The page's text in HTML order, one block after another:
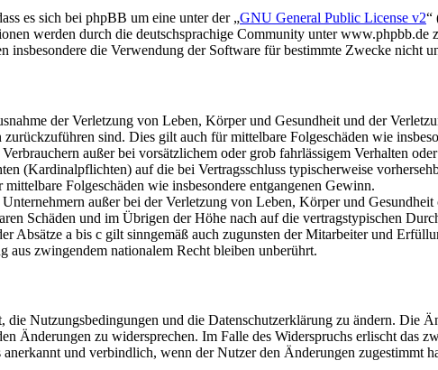
es sich bei phpBB um eine unter der „GNU General Public License v2“
werden durch die deutschsprachige Community unter
insbesondere die Verwendung der Software für bestimmte Zwecke nicht
der Verletzung von Leben, Körper und Gesundheit und der
zurückzuführen sind. Dies gilt auch für mittelbare Folgeschäden wie
außer bei vorsätzlichem oder grob fahrlässigem Verhalten
(Kardinalpflichten) auf die bei Vertragsschluss typischerweise
Folgeschäden wie insbesondere entgangenen Gewinn.
außer bei der Verletzung von Leben, Körper und
Schäden und im Übrigen der Höhe nach auf die vertragstypischen
Absätze a bis c gilt sinngemäß auch zugunsten der Mitarbeiter und
aus zwingendem nationalem Recht bleiben unberührt.
die Nutzungsbedingungen und die Datenschutzerklärung zu ändern. Die
Änderungen zu widersprechen. Im Falle des Widerspruchs erlischt das
und verbindlich, wenn der Nutzer den Änderungen zugestimmt